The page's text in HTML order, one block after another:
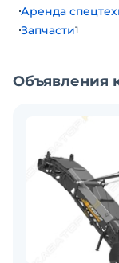
Аренда
Запчасти1
Объявления